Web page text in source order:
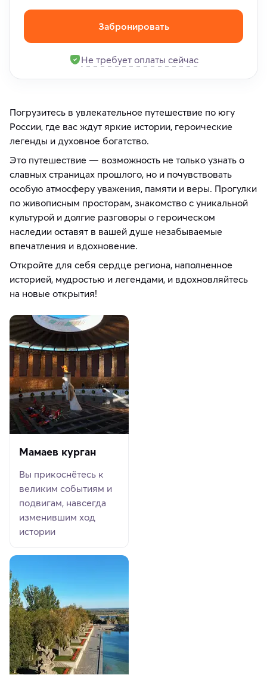
Забронировать
Не требует оплаты сейчас
Погрузитесь в увлекательное путешествие по югу
России, где вас ждут яркие истории, героические
легенды и духовное богатство.
Это путешествие — возможность не только узнать о
славных страницах прошлого, но и почувствовать
особую атмосферу уважения, памяти и веры. Прогулки
по живописным просторам, знакомство с уникальной
культурой и долгие разговоры о героическом
наследии оставят в вашей душе незабываемые
впечатления и вдохновение.
Откройте для себя сердце региона, наполненное
историей, мудростью и легендами, и вдохновляйтесь
на новые открытия!
Мамаев курган
Вы прикоснётесь к
великим событиям и
подвигам, навсегда
изменившим ход
истории